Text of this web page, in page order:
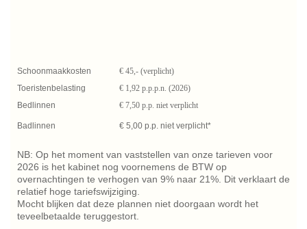
Schoonmaakkosten
€ 45,- (verplicht)
Toeristenbelasting
€ 1,92 p.p.p.n. (2026)
Bedlinnen
Badlinnen
€ 7,50 p.p. niet verplicht
€ 5,00 p.p. niet verplicht*
NB: Op het moment van vaststellen van onze tarieven voor
2026 is het kabinet nog voornemens de BTW op
overnachtingen te verhogen van 9% naar 21%. Dit verklaart de
relatief hoge tariefswijziging.
Mocht blijken dat deze plannen niet doorgaan wordt het
teveelbetaalde teruggestort.